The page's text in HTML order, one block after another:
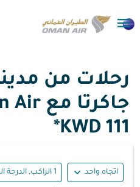

رحلات من
جاكرتا مع Oman Air بدءًا من
111 KWD*
اتجاه واحد expand_more 1 الراكب, الدرجة السياحية